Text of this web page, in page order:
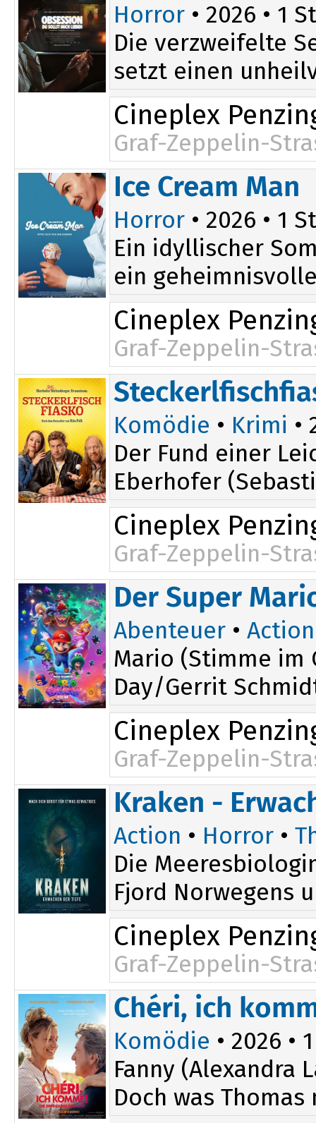
Horror • 2026 • 1
Die verzweifelte
setzt einen
Cineplex
Graf-Zeppelin-
19:30
Ice Cream Man
Horror • 2026 • 1
Ein idyllischer
ein
Cineplex
Graf-Zeppelin-
20:30
Komödie • Krimi •
Der Fund einer
Eberhofer
Cineplex
Graf-Zeppelin-
18:00
20:00
20:30
Der Super
Abenteuer • Action
Mario (Stimme im
Day/Gerrit
Cineplex
Graf-Zeppelin-
14:30
Kraken -
Action • Horror •
Die
Fjord Norwegens
Cineplex
Graf-Zeppelin-
17:00
Chéri, ich
Komödie • 2026 •
Fanny (Alexandra
Doch was